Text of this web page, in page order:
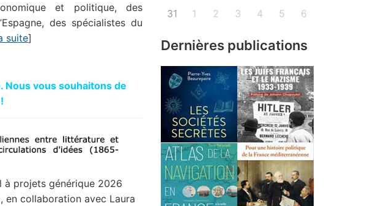
et politique, des
des spécialistes du
suite]
Nous vous souhaitons de
à projets générique 2026
en collaboration avec Laura
31
1 2 3 4 5 6
Dernières publications